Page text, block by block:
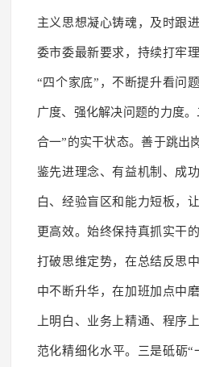
主义思想凝心铸魂，及时跟
委市委最新要求，持续打牢
“四个家底”，不断提升看问
广度、强化解决问题的力度
合一”的实干状态。善于跳出
鉴先进理念、有益机制、成
白、经验盲区和能力短板，
更高效。始终保持真抓实干
打破思维定势，在总结反思
中不断升华，在加班加点中
上明白、业务上精通、程序
范化精细化水平。三是砥砺“